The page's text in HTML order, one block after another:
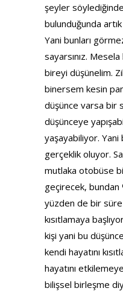
şeyler
bulunduğunda
Yani bunları
sayarsınız. Mesela
bireyi düşünelim.
binersem kesin
düşünce varsa bir
düşünceye
yaşayabiliyor. Yani
gerçeklik oluyor.
mutlaka otobüse
geçirecek,
yüzden de bir
kısıtlamaya
kişi yani bu
kendi hayatını
hayatını
bilişsel birleşme